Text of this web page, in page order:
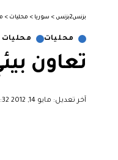
بزنس2بزنس > سوريا > محليات >
محليات محليات
تعاون
آخر تعديل: مايو 14, 2012 2:32 م